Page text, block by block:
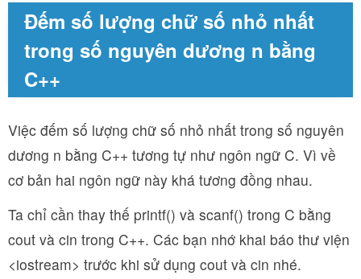
Đếm số lượng chữ số nhỏ nhất
trong số nguyên dương n bằng
C++
Việc đếm số lượng chữ số nhỏ nhất trong số nguyên
dương n bằng C++ tương tự như ngôn ngữ C. Vì về
cơ bản hai ngôn ngữ này khá tương đồng nhau.
Ta chỉ cần thay thế printf() và scanf() trong C bằng
cout và cin trong C++. Các bạn nhớ khai báo thư viện
<iostream> trước khi sử dụng cout và cin nhé.